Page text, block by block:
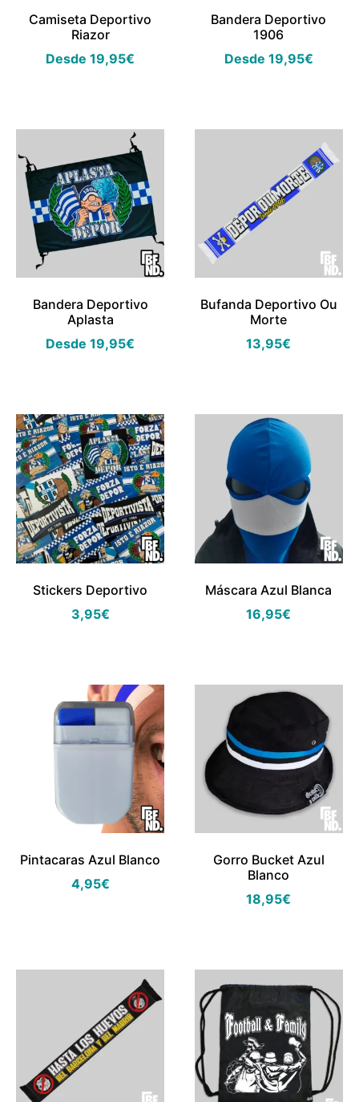
Camiseta Deportivo
Riazor
Desde19,95€
Bandera Deportivo
1906
Desde 19,95€
Bandera Deportivo
Aplasta
Desde19,95€
Bufanda Deportivo Ou
Morte
13,95€
Stickers Deportivo
3,95€
Máscara Azul Blanca
16,95€
Pintacaras Azul Blanco
4,95€
Gorro Bucket Azul
Blanco
18,95€